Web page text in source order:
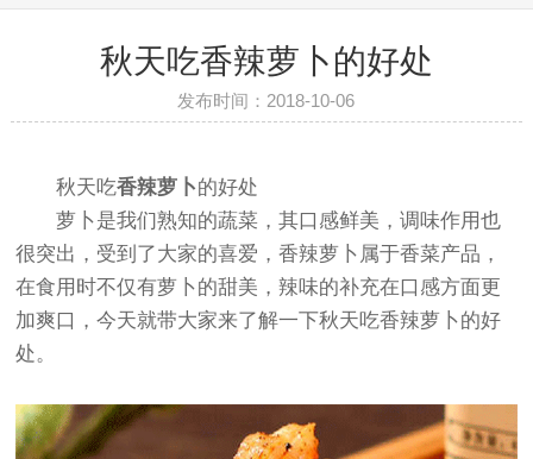
秋天吃香辣萝卜的好处
发布时间：2018-10-06
秋天吃香辣萝卜的好处
萝卜是我们熟知的蔬菜，其口感鲜美，调味作用也
很突出，受到了大家的喜爱，香辣萝卜属于香菜产品，
在食用时不仅有萝卜的甜美，辣味的补充在口感方面更
加爽口，今天就带大家来了解一下秋天吃香辣萝卜的好
处。